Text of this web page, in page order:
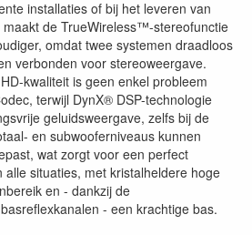
installaties of bij het leveren van
de TrueWireless™-stereofunctie
omdat twee systemen draadloos
verbonden voor stereoweergave.
kwaliteit is geen enkel probleem
terwijl DynX® DSP-technologie
geluidsweergave, zelfs bij de
en subwooferniveaus kunnen
wat zorgt voor een perfect
alle situaties, met kristalheldere hoge
en - dankzij de
- een krachtige bas.